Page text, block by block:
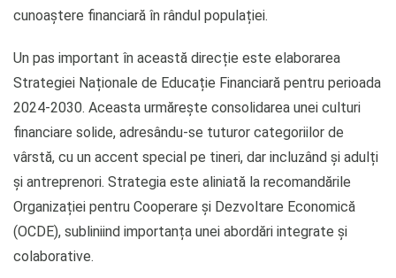
cunoaștere financiară în rândul populației.
Un pas important în această direcție este elaborarea
Strategiei Naționale de Educație Financiară pentru perioada
2024-2030. Aceasta urmărește consolidarea unei culturi
financiare solide, adresându-se tuturor categoriilor de
vârstă, cu un accent special pe tineri, dar incluzând și adulți
și antreprenori. Strategia este aliniată la recomandările
Organizației pentru Cooperare și Dezvoltare Economică
(OCDE), subliniind importanța unei abordări integrate și
colaborative.